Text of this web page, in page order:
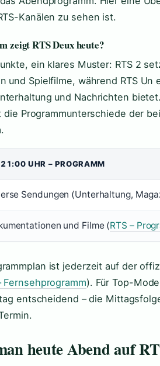
Kanälen zu sehen ist.
zeigt RTS Deux heute?
ein klares Muster: RTS 2
und Spielfilme, während RTS Un
und Nachrichten
die Programmunterschiede der
UHR – PROGRAMM
Sendungen (Unterhaltung,
und Filme (RTS –
ist jederzeit auf der
Fernsehprogramm). Für Top-
entscheidend – die
heute Abend auf